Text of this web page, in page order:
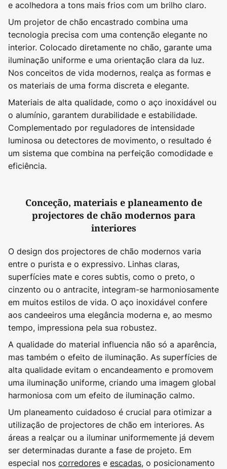
e acolhedora a tons mais frios com um brilho claro.
Um projetor de chão encastrado combina uma
tecnologia precisa com uma contenção elegante no
interior. Colocado diretamente no chão, garante uma
iluminação uniforme e uma orientação clara da luz.
Nos conceitos de vida modernos, realça as formas e
os materiais de uma forma discreta e elegante.
Materiais de alta qualidade, como o aço inoxidável ou
o alumínio, garantem durabilidade e estabilidade.
Complementado por reguladores de intensidade
luminosa ou detectores de movimento, o resultado é
um sistema que combina na perfeição comodidade e
eficiência.
Conceção, materiais e planeamento de
projectores de chão modernos para
interiores
O design dos projectores de chão modernos varia
entre o purista e o expressivo. Linhas claras,
superfícies mate e cores subtis, como o preto, o
cinzento ou o antracite, integram-se harmoniosamente
em muitos estilos de vida. O aço inoxidável confere
aos candeeiros uma elegância moderna e, ao mesmo
tempo, impressiona pela sua robustez.
A qualidade do material influencia não só a aparência,
mas também o efeito de iluminação. As superfícies de
alta qualidade evitam o encandeamento e promovem
uma iluminação uniforme, criando uma imagem global
harmoniosa com um efeito de iluminação calmo.
Um planeamento cuidadoso é crucial para otimizar a
utilização de projectores de chão em interiores. As
áreas a realçar ou a iluminar uniformemente já devem
ser determinadas durante a fase de projeto. Em
especial nos corredores e escadas, o posicionamento